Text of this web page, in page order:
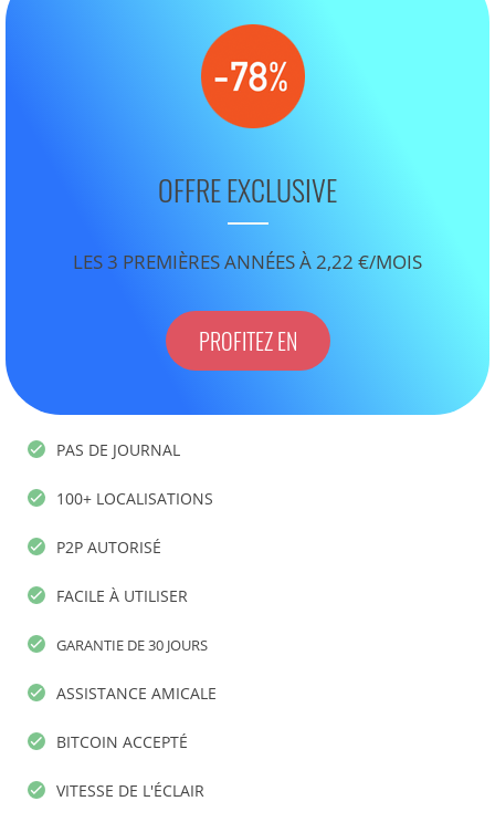
OFFRE EXCLUSIVE
LES 3 PREMIÈRES ANNÉES À 2,22 €/MOIS
PROFITEZ EN
PAS DE JOURNAL
100+ LOCALISATIONS
P2P AUTORISÉ
FACILE À UTILISER
GARANTIE DE 30 JOURS
ASSISTANCE AMICALE
BITCOIN ACCEPTÉ
VITESSE DE L'ÉCLAIR